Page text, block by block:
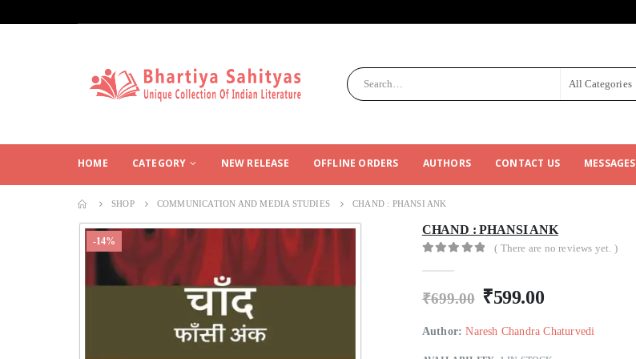
All Categories
HOME CATEGORY NEW RELEASE OFFLINE ORDERS AUTHORS CONTACT US MESSAGES
SHOP COMMUNICATION AND MEDIA STUDIES CHAND : PHANSI ANK
-14%
CHAND : PHANSI ANK
( There are no reviews yet. )
₹699.00 ₹599.00
Author: Naresh Chandra Chaturvedi